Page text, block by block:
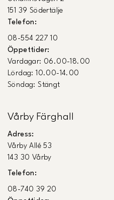
151 39 Södertälje
Telefon:
08-554 227 10
Öppettider:
Vardagar: 06.00-18.00
Lördag: 10.00-14.00
Söndag: Stängt
Vårby Färghall
Adress:
Vårby Allé 53
143 30 Vårby
Telefon:
08-740 39 20